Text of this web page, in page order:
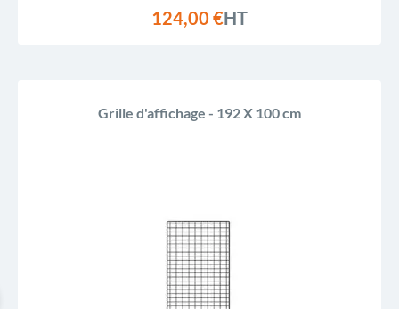
124,00 €HT
Grille d'affichage - 192 X 100 cm